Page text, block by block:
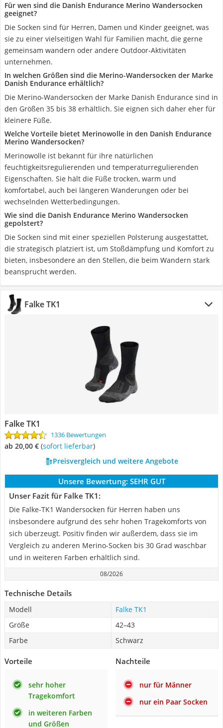
Für wen sind die Danish Endurance Merino Wandersocken
geeignet?
Die Socken sind für Herren, Damen und Kinder geeignet, was
sie zu einer vielseitigen Wahl für Familien macht, die gerne
gemeinsam wandern oder andere Outdoor-Aktivitäten
unternehmen.
In welchen Größen sind die Merino-Wandersocken der Marke
Danish Endurance erhältlich?
Die Merino-Wandersocken der Marke Danish Endurance sind in
den Größen 35 bis 38 erhältlich. Sie eignen sich daher eher für
kleinere Füße.
Welche Vorteile bietet Merinowolle in den Danish Endurance
Merino Wandersocken?
Merinowolle ist bekannt für ihre natürlichen
feuchtigkeitsregulierenden und temperaturregulierenden
Eigenschaften. Sie hält die Füße trocken, warm und
komfortabel, auch bei längeren Wanderungen oder bei
wechselnden Wetterbedingungen.
Wie sind die Danish Endurance Merino Wandersocken
gepolstert?
Die Socken sind mit einer speziellen Polsterung ausgestattet,
die strategisch platziert ist, um Stoßdämpfung und Komfort zu
bieten, insbesondere an den Stellen, die beim Wandern stark
beansprucht werden.
Falke TK1
Falke TK1
1336 Bewertungen
ab 20,00 € ( Sofort lieferbar)
Preisvergleich und weitere Angebote
Unsere Bewertung: SEHR GUT
Unser Fazit für Falke TK1:
Die Falke-TK1 Wandersocken für Herren haben uns
insbesondere aufgrund des sehr hohen Tragekomforts von
sich überzeugt. Positiv finden wir außerdem, dass sie im
Vergleich zu anderen Merino-Socken bis 30 Grad waschbar
und in weiteren Farben erhältlich sind.
08/2026
Technische Details
Modell
Falke TK1
Größe
42–43
Farbe
Schwarz
Vorteile
sehr hoher
Tragekomfort
in weiteren Farben
und Größen
Nachteile
nur für Männer
nur ein Paar Socken